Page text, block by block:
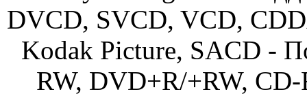
DVCD, SVCD, VCD,
Kodak Picture, SACD -
RW, DVD+R/+RW,